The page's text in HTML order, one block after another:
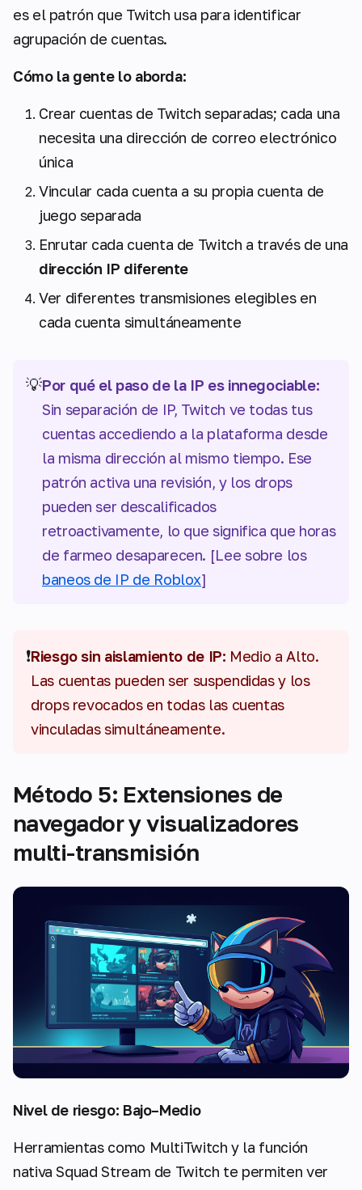
es el patrón que Twitch usa para identificar
agrupación de cuentas.
Cómo la gente lo aborda:
Crear cuentas de Twitch separadas; cada una
necesita una dirección de correo electrónico
única
Vincular cada cuenta a su propia cuenta de
juego separada
Enrutar cada cuenta de Twitch a través de una
dirección IP diferente
Ver diferentes transmisiones elegibles en
cada cuenta simultáneamente
💡Por qué el paso de la IP es innegociable:
Sin separación de IP, Twitch ve todas tus
cuentas accediendo a la plataforma desde
la misma dirección al mismo tiempo. Ese
patrón activa una revisión, y los drops
pueden ser descalificados
retroactivamente, lo que significa que horas
de farmeo desaparecen. [Lee sobre los
baneos de IP de Roblox]
❗Riesgo sin aislamiento de IP: Medio a Alto.
Las cuentas pueden ser suspendidas y los
drops revocados en todas las cuentas
vinculadas simultáneamente.
Método 5: Extensiones de
navegador y visualizadores
multi-transmisión
Nivel de riesgo: Bajo–Medio
Herramientas como MultiTwitch y la función
nativa Squad Stream de Twitch te permiten ver